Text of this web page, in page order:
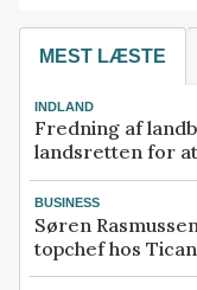
MEST LÆSTE
INDLAND
Fredning af
landsretten for
BUSINESS
Søren
topchef hos Tican